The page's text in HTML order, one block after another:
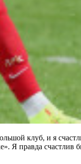
клуб, и я
Я правда счастлив